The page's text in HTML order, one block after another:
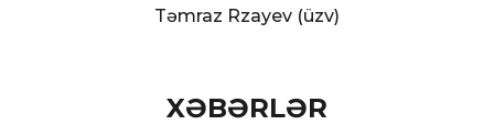
Təmraz Rzayev (üzv)
XƏBƏRLƏR